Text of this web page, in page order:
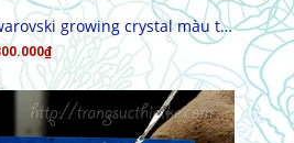
HÀNG Mặt dây chuyền pha lê Swarovski growing crystal màu trà